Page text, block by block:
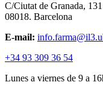
C/Ciutat de Granada, 131
08018. Barcelona
E-mail:
+34 93 309 36 54
Lunes a viernes de 9 a